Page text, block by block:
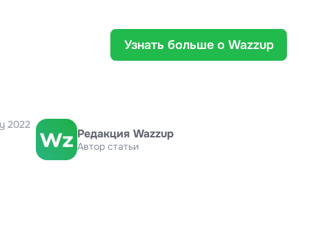
Узнать больше о Wazzup
2022
Редакция Wazzup
Автор статьи